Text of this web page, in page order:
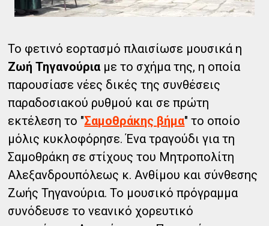
Το φετινό εορτασμό πλαισίωσε μουσικά η
Ζωή Τηγανούρια με το σχήμα της, η οποία
παρουσίασε νέες δικές της συνθέσεις
παραδοσιακού ρυθμού και σε πρώτη
εκτέλεση το "Σαμοθράκης βήμα" το οποίο
μόλις κυκλοφόρησε. Ένα τραγούδι για τη
Σαμοθράκη σε στίχους του Μητροπολίτη
Αλεξανδρουπόλεως κ. Ανθίμου και σύνθεσης
Ζωής Τηγανούρια. Το μουσικό πρόγραμμα
συνόδευσε το νεανικό χορευτικό